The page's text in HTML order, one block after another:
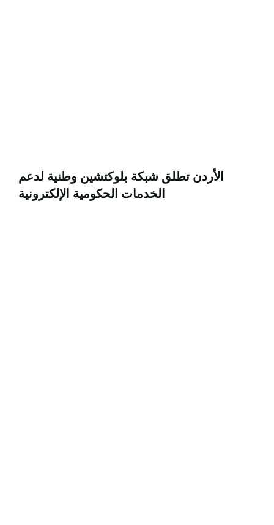
الأردن تطلق شبكة بلوكتشين وطنية لدعم
الخدمات الحكومية الإلكترونية